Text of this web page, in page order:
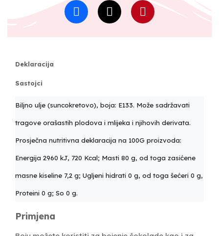
Deklaracija
Sastojci
Biljno ulje (suncokretovo), boja: E133. Može sadržavati
tragove orašastih plodova i mlijeka i njihovih derivata.
Prosječna nutritivna deklaracija na 100G proizvoda:
Energija 2960 kJ, 720 Kcal; Masti 80 g, od toga zasićene
masne kiseline 7,2 g; Ugljeni hidrati 0 g, od toga šećeri 0 g,
Proteini 0 g; So 0 g.
Primjena